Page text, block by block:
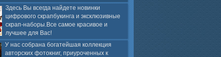
Здесь Вы всегда найдете новинки
цифрового скрапбукинга и эксклюзивные
скрап-наборы.Все самое красивое и
лучшее для Вас!
У нас собрана богатейшая коллекция
авторских фотокниг, приуроченных к